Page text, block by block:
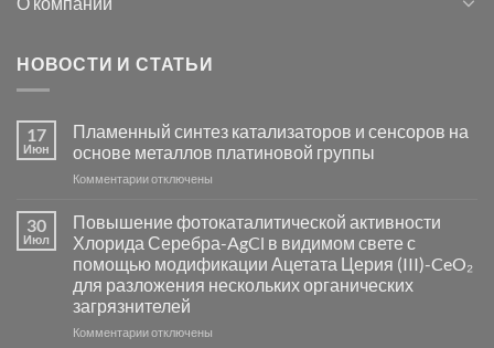
НОВОСТИ И СТАТЬИ
17
Июн
Пламенный синтез катализаторов и сенсоров на
основе металлов платиновой группы
Комментариик
Пламенный
синтез
катализаторов
и
сенсоров
на
основе
отключены
30
Июл
Повышение фотокаталитической активности
Хлорида Серебра-AgCl в видимом свете с
помощью модификации Ацетата Церия (III)-CeO₂
для разложения нескольких органических
загрязнителей
Комментариикотключены